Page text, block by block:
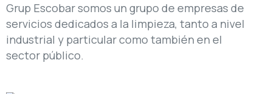
Grup Escobar somos un grupo de empresas de
servicios dedicados a la limpieza, tanto a nivel
industrial y particular como también en el
sector público.